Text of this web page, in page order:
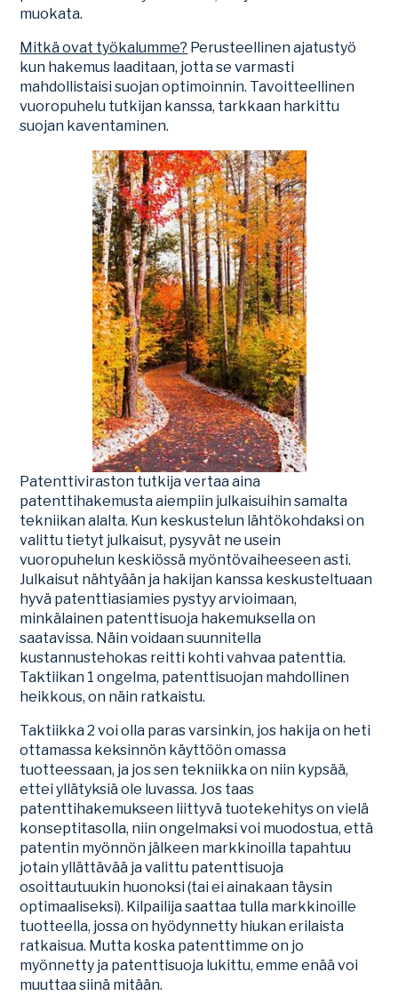
muokata.
Mitkä ovat työkalumme? Perusteellinen ajatustyö
kun hakemus laaditaan, jotta se varmasti
mahdollistaisi suojan optimoinnin. Tavoitteellinen
vuoropuhelu tutkijan kanssa, tarkkaan harkittu
suojan kaventaminen.
Patenttiviraston tutkija vertaa aina
patenttihakemusta aiempiin julkaisuihin samalta
tekniikan alalta. Kun keskustelun lähtökohdaksi on
valittu tietyt julkaisut, pysyvät ne usein
vuoropuhelun keskiössä myöntövaiheeseen asti.
Julkaisut nähtyään ja hakijan kanssa keskusteltuaan
hyvä patenttiasiamies pystyy arvioimaan,
minkälainen patenttisuoja hakemuksella on
saatavissa. Näin voidaan suunnitella
kustannustehokas reitti kohti vahvaa patenttia.
Taktiikan 1 ongelma, patenttisuojan mahdollinen
heikkous, on näin ratkaistu.
Taktiikka 2 voi olla paras varsinkin, jos hakija on heti
ottamassa keksinnön käyttöön omassa
tuotteessaan, ja jos sen tekniikka on niin kypsää,
ettei yllätyksiä ole luvassa. Jos taas
patenttihakemukseen liittyvä tuotekehitys on vielä
konseptitasolla, niin ongelmaksi voi muodostua, että
patentin myönnön jälkeen markkinoilla tapahtuu
jotain yllättävää ja valittu patenttisuoja
osoittautuukin huonoksi (tai ei ainakaan täysin
optimaaliseksi). Kilpailija saattaa tulla markkinoille
tuotteella, jossa on hyödynnetty hiukan erilaista
ratkaisua. Mutta koska patenttimme on jo
myönnetty ja patenttisuoja lukittu, emme enää voi
muuttaa siinä mitään.